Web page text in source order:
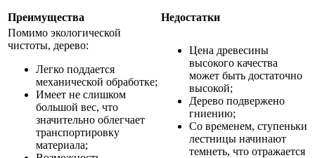
Преимущества
Недостатки
Помимо экологической
чистоты, дерево:
Легко поддается
механической обработке;
Имеет не слишком
большой вес, что
значительно облегчает
транспортировку
материала;
Цена древесины
высокого качества
может быть достаточно
высокой;
Дерево подвержено
гниению;
Со временем, ступеньки
лестницы начинают
темнеть, что отражается